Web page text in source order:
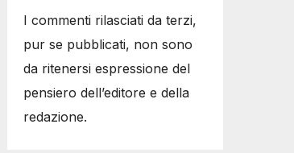
I commenti rilasciati da terzi,
pur se pubblicati, non sono
da ritenersi espressione del
pensiero dell’editore e della
redazione.